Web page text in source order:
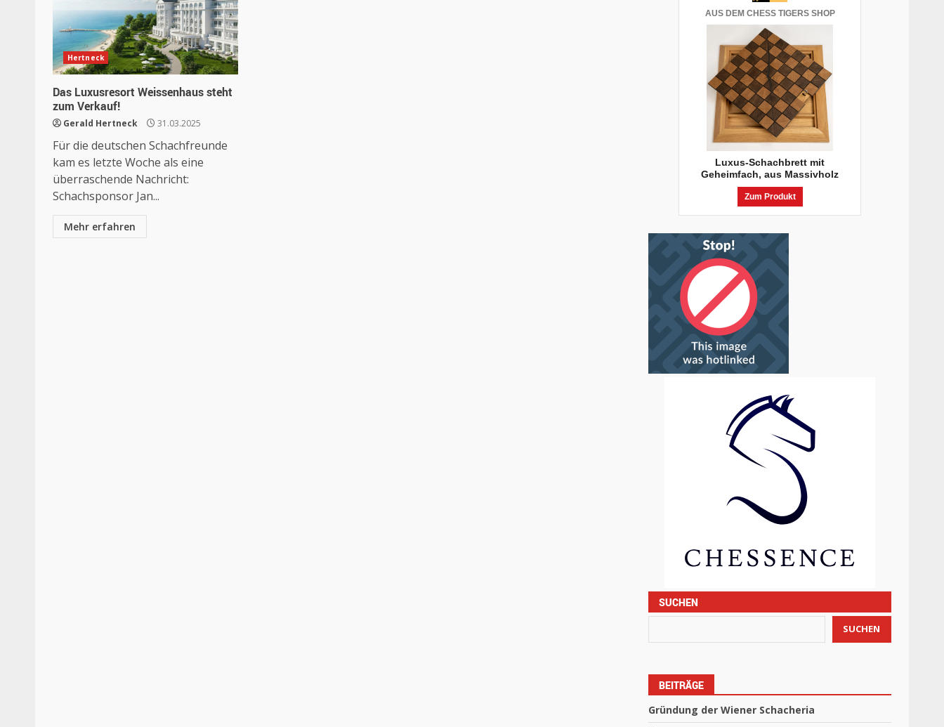
Hertneck
Das Luxusresort Weissenhaus steht
zum Verkauf!
Gerald Hertneck 31.03.2025
Für die deutschen Schachfreunde
kam es letzte Woche als eine
überraschende Nachricht:
Schachsponsor Jan...
Mehr erfahren
AUS DEM CHESS TIGERS SHOP
Luxus-Schachbrett mit
Geheimfach, aus Massivholz
Zum Produkt
SUCHEN
SUCHEN
BEITRÄGE
Gründung der Wiener Schacheria